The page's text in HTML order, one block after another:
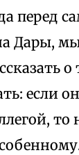
перед
Дары,
если
то